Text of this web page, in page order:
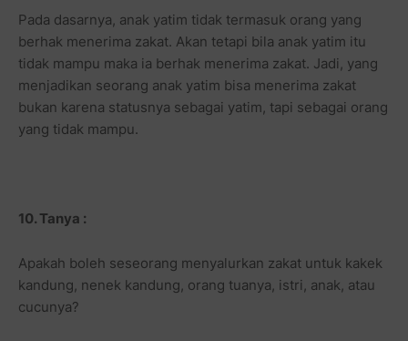
Pada dasarnya, anak yatim tidak termasuk orang yang
berhak menerima zakat. Akan tetapi bila anak yatim itu
tidak mampu maka ia berhak menerima zakat. Jadi, yang
menjadikan seorang anak yatim bisa menerima zakat
bukan karena statusnya sebagai yatim, tapi sebagai orang
yang tidak mampu.
10. Tanya :
Apakah boleh seseorang menyalurkan zakat untuk kakek
kandung, nenek kandung, orang tuanya, istri, anak, atau
cucunya?